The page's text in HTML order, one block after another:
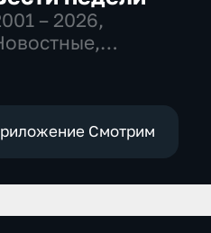
– 2026,
Смотрим